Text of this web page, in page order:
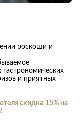
роскоши и
гастрономических
и приятных
скидка 15% на